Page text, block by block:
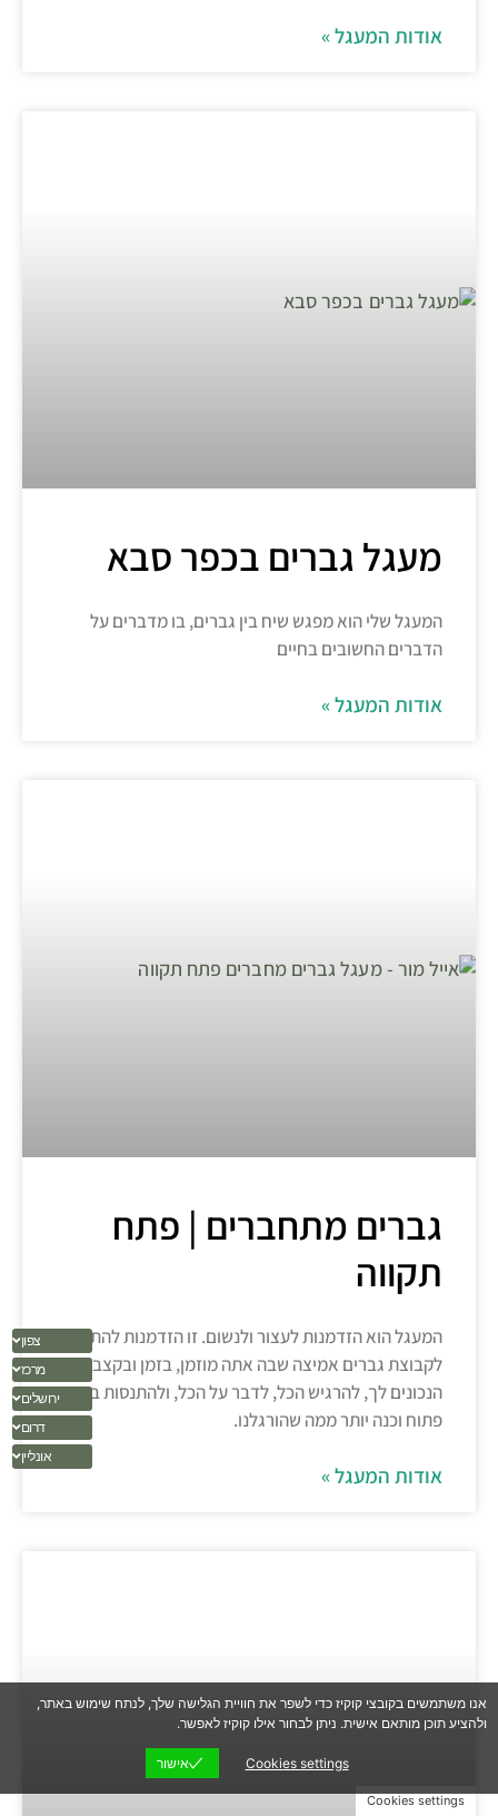
אודות המעגל »
מעגל גברים בכפר סבא
המעגל שלי הוא מפגש שיח בין גברים, בו מדברים על
הדברים החשובים בחיים
אודות המעגל »
גברים מתחברים | פתח
תקווה
המעגל הוא הזדמנות לעצור ולנשום. זו הזדמנות להתחבר
לקבוצת גברים אמיצה שבה אתה מוזמן, בזמן ובקצב
הנכונים לך, להרגיש הכל, לדבר על הכל, ולהתנסות בשיח
פתוח וכנה יותר ממה שהורגלנו.
אודות המעגל »
צפון
מרכז
ירושלים
דרום
אונליין
אנו משתמשים בקובצי קוקיז כדי לשפר את חוויית הגלישה שלך, לנתח שימוש באתר,
ולהציע תוכן מותאם אישית. ניתן לבחור אילו קוקיז לאפשר.
Cookies settings אישור
Cookies settings